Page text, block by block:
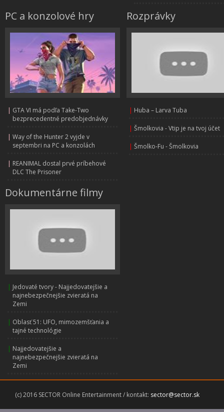
PC a konzolové hry
| GTA VI má podľa Take-Two
bezprecedentné predobjednávky
| Way of the Hunter 2 vyjde v
septembri na PC a konzolách
| REANIMAL dostal prvé príbehové
DLC The Prisoner
Rozprávky
| Huba – Larva Tuba
| Šmolkovia - Vtip je na tvoj účet
| Šmolko-Fu - Šmolkovia
Dokumentárne filmy
| Jedovaté tvory - Najjedovatejšie a
najnebezpečnejšie zvieratá na
Zemi
| Oblasť 51: UFO, mimozemšťania a
tajné technológie
| Najjedovatejšie a
najnebezpečnejšie zvieratá na
Zemi
(c) 2016 SECTOR Online Entertainment / kontakt: sector@sector.sk